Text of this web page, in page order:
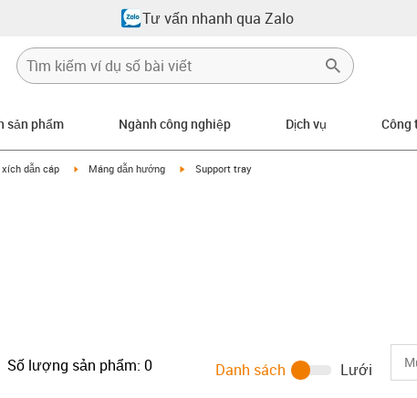
Tư vấn nhanh qua Zalo
sản phẩm Ngành công nghiệp Dịch vụ Công
right
dẫn cáp igus-icon-arrow-right
Máng dẫn hướng igus-icon-arrow-right
Support tray
Số lượng sản phẩm: 0 Danh sách
Lưới